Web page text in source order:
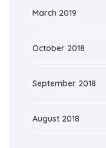
March 2019
October 2018
September 2018
August 2018